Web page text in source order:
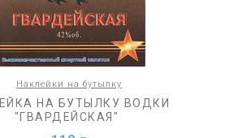
Наклейки на бутылку
НА БУТЫЛКУ ВОДКИ
"ГВАРДЕЙСКАЯ"